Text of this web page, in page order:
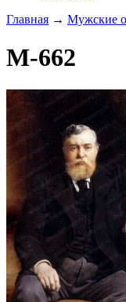
Главная → Мужские
M-662